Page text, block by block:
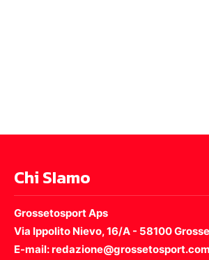
Chi SIamo
Grossetosport Aps
Via Ippolito Nievo, 16/A - 58100
E-mail: redazione@grossetosport.com